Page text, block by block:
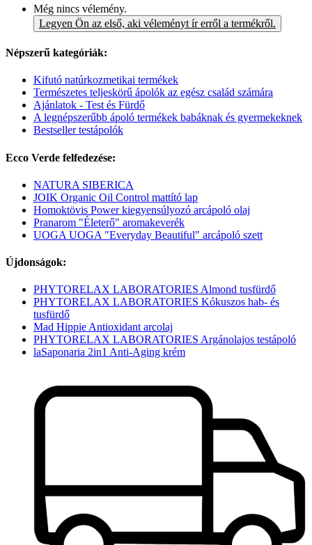
Még nincs vélemény.
Legyen Ön az első, aki véleményt ír erről a termékről.
Népszerű kategóriák:
Kifutó natúrkozmetikai termékek
Természetes teljeskörű ápolók az egész család számára
Ajánlatok - Test és Fürdő
A legnépszerűbb ápoló termékek babáknak és gyermekeknek
Bestseller testápolók
Ecco Verde felfedezése:
NATURA SIBERICA
JOIK Organic Oil Control mattító lap
Homoktövis Power kiegyensúlyozó arcápoló olaj
Pranarom "Életerő" aromakeverék
UOGA UOGA "Everyday Beautiful" arcápoló szett
Újdonságok:
PHYTORELAX LABORATORIES Almond tusfürdő
PHYTORELAX LABORATORIES Kókuszos hab- és
tusfürdő
Mad Hippie Antioxidant arcolaj
PHYTORELAX LABORATORIES Argánolajos testápoló
laSaponaria 2in1 Anti-Aging krém